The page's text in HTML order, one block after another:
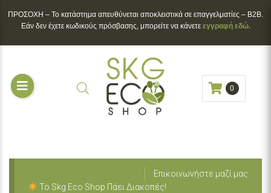
ΠΡΟΣΟΧΗ – To κατάστημα απευθύνεται αποκλειστικά σε επαγγελματίες – B2B.
Εάν δεν έχετε κωδικούς πρόσβασης, μπορείτε να κάνετε εγγραφή εδώ.
0
Επικοινωνήστε μαζί μας
Το Skg Eco Shop Πάει Διακοπές!